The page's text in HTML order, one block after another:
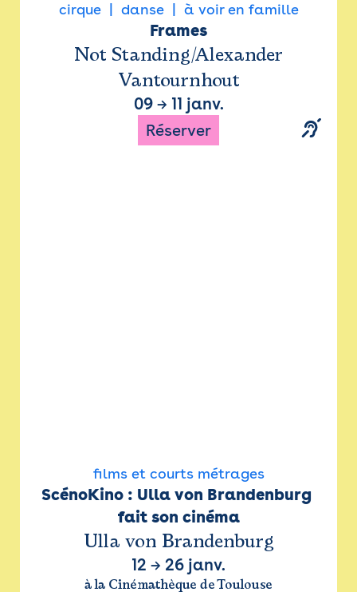
cirque danse à voir en famille
Frames
Not Standing/Alexander
Vantournhout
09→ 11 janv.
Réserver
films et courts métrages
ScénoKino : Ulla von Brandenburg
fait son cinéma
Ulla von Brandenburg
12 → 26 janv.
à la Cinémathèque de Toulouse